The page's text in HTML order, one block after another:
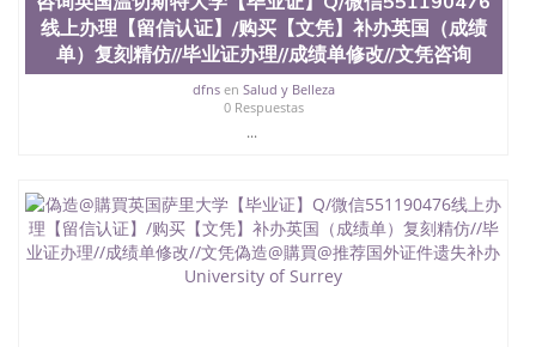
教育质量，被《福克斯》杂志评选为全美50强公立综
合性大学，每年有来自世界各地的成百上千的海外学
生前往求学。 至今，这是一所在世界上享有学术地
位、声誉、实习机会和影响力的高等教育机构，并获
誉为美国本科教育质量的核心代表。其计算机系与会
计系更是在当今美国大学教学排名中表现优异。其毕
业生大多可以在其所处地域的世界硅谷中心得到工作
(UC)，还是加州州立大学系统(CSU), 圣何塞州立大学
都占据着加州所有大学中的地理位置。 圣何塞州立大
学座落于硅谷(Silicon Valley), 于附近的旧金山-圣何塞
地区为全美的重要科技中心。约有学生三万人，超过
线上办理【留信认证】/购买【文凭】补办英国（成绩
单）复刻精仿//毕业证办理//成绩单修改//文凭咨询
dfnsen Salud y Belleza
0 Respuestas
...